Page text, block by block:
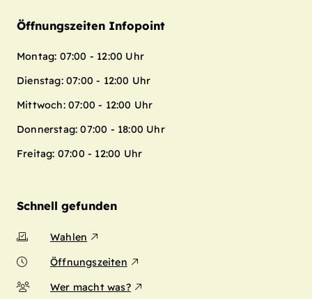
Öffnungszeiten Infopoint
Montag: 07:00 - 12:00 Uhr
Dienstag: 07:00 - 12:00 Uhr
Mittwoch: 07:00 - 12:00 Uhr
Donnerstag: 07:00 - 18:00 Uhr
Freitag: 07:00 - 12:00 Uhr
Schnell gefunden
Wahlen
Öffnungszeiten
Wer macht was?